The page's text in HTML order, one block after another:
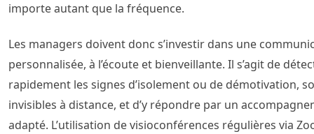
importe autant que la fréquence.
Les managers doivent donc s’investir dans une
personnalisée, à l’écoute et bienveillante. Il s’agit de
rapidement les signes d’isolement ou de démotivation,
invisibles à distance, et d’y répondre par un
adapté. L’utilisation de visioconférences régulières via